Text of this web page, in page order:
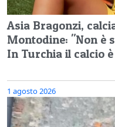
Asia Bragonzi,
Montodine: "Non è
In Turchia il calcio
1 agosto 2026